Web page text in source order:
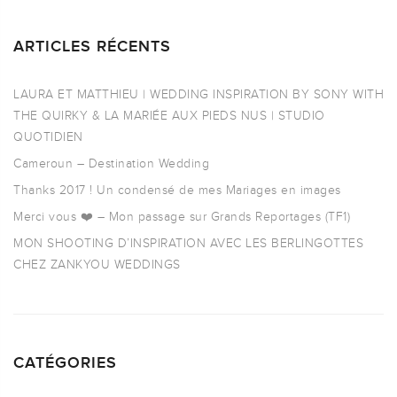
ARTICLES RÉCENTS
LAURA ET MATTHIEU | WEDDING INSPIRATION BY SONY WITH
THE QUIRKY & LA MARIÉE AUX PIEDS NUS | STUDIO
QUOTIDIEN
Cameroun – Destination Wedding
Thanks 2017 ! Un condensé de mes Mariages en images
Merci vous ❤️ – Mon passage sur Grands Reportages (TF1)
MON SHOOTING D’INSPIRATION AVEC LES BERLINGOTTES
CHEZ ZANKYOU WEDDINGS
CATÉGORIES